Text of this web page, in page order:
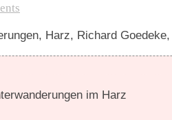
im Harz